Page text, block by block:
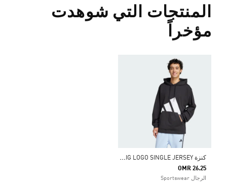
المنتجات التي شوهدت
مؤخراً
ك
نزة ESSENTIALS BIG LOGO SINGLE JERSEY
OMR 26.25
الرجال Sportswear